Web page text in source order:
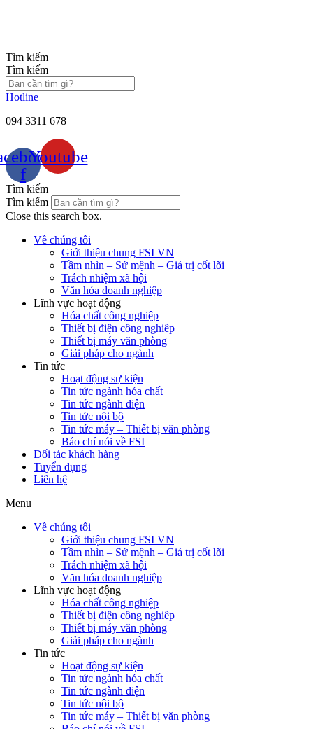
Tìm kiếm
Tìm kiếm
Hotline
094 3311 678
f
Youtube
Tìm kiếm
Tìm kiếm
Close this search box.
Về chúng tôi
Giới thiệu chung FSI VN
Tầm nhìn – Sứ mệnh – Giá trị cốt lõi
Trách nhiệm xã hội
Văn hóa doanh nghiệp
Lĩnh vực hoạt động
Hóa chất công nghiệp
Thiết bị điện công nghiêp
Thiết bị máy văn phòng
Giải pháp cho ngành
Tin tức
Hoạt động sự kiện
Tin tức ngành hóa chất
Tin tức ngành điện
Tin tức nội bộ
Tin tức máy – Thiết bị văn phòng
Báo chí nói về FSI
Đối tác khách hàng
Tuyển dụng
Liên hệ
Menu
Về chúng tôi
Giới thiệu chung FSI VN
Tầm nhìn – Sứ mệnh – Giá trị cốt lõi
Trách nhiệm xã hội
Văn hóa doanh nghiệp
Lĩnh vực hoạt động
Hóa chất công nghiệp
Thiết bị điện công nghiêp
Thiết bị máy văn phòng
Giải pháp cho ngành
Tin tức
Hoạt động sự kiện
Tin tức ngành hóa chất
Tin tức ngành điện
Tin tức nội bộ
Tin tức máy – Thiết bị văn phòng